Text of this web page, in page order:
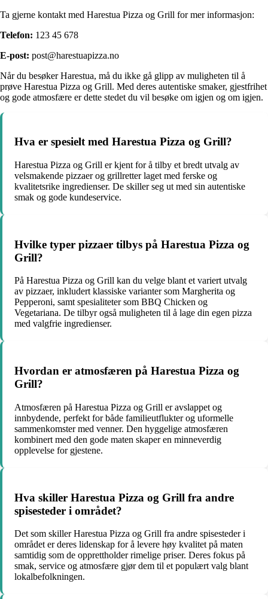
Ta gjerne kontakt med Harestua Pizza og Grill for mer informasjon:
Telefon: 123 45 678
E-post: post@harestuapizza.no
Når du besøker Harestua, må du ikke gå glipp av muligheten til å
prøve Harestua Pizza og Grill. Med deres autentiske smaker, gjestfrihet
og gode atmosfære er dette stedet du vil besøke om igjen og om igjen.
Hva er spesielt med Harestua Pizza og Grill?
Harestua Pizza og Grill er kjent for å tilby et bredt utvalg av
velsmakende pizzaer og grillretter laget med ferske og
kvalitetsrike ingredienser. De skiller seg ut med sin autentiske
smak og gode kundeservice.
Hvilke typer pizzaer tilbys på Harestua Pizza og
Grill?
På Harestua Pizza og Grill kan du velge blant et variert utvalg
av pizzaer, inkludert klassiske varianter som Margherita og
Pepperoni, samt spesialiteter som BBQ Chicken og
Vegetariana. De tilbyr også muligheten til å lage din egen pizza
med valgfrie ingredienser.
Hvordan er atmosfæren på Harestua Pizza og
Grill?
Atmosfæren på Harestua Pizza og Grill er avslappet og
innbydende, perfekt for både familieutflukter og uformelle
sammenkomster med venner. Den hyggelige atmosfæren
kombinert med den gode maten skaper en minneverdig
opplevelse for gjestene.
Hva skiller Harestua Pizza og Grill fra andre
spisesteder i området?
Det som skiller Harestua Pizza og Grill fra andre spisesteder i
området er deres lidenskap for å levere høy kvalitet på maten
samtidig som de opprettholder rimelige priser. Deres fokus på
smak, service og atmosfære gjør dem til et populært valg blant
lokalbefolkningen.